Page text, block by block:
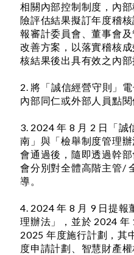
相關內部控制制度，內
險評估結果擬訂年度稽
報審計委員會、董事會
改善方案，以落實稽核
核結果後出具有效之內部
2. 將「誠信經營守則」
內部同仁或外部人員點閱
3. 2024 年 8 月 2 日「
南」與「檢舉制度管理
會通過後，隨即透過幹
會分別對全體高階主管/
導。
4. 2024 年 8 月 9 日提報
理辦法」，並於 2024 年
2025 年度施行計劃，其
度申請計劃、智慧財產